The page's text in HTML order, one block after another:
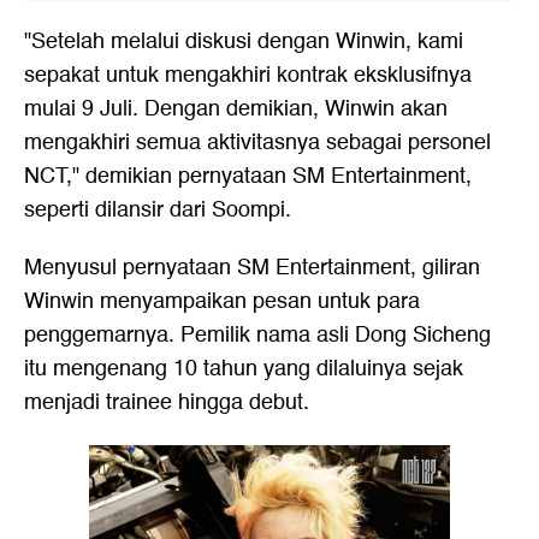
"Setelah melalui diskusi dengan Winwin, kami
sepakat untuk mengakhiri kontrak eksklusifnya
mulai 9 Juli. Dengan demikian, Winwin akan
mengakhiri semua aktivitasnya sebagai personel
NCT," demikian pernyataan SM Entertainment,
seperti dilansir dari Soompi.
Menyusul pernyataan SM Entertainment, giliran
Winwin menyampaikan pesan untuk para
penggemarnya. Pemilik nama asli Dong Sicheng
itu mengenang 10 tahun yang dilaluinya sejak
menjadi trainee hingga debut.